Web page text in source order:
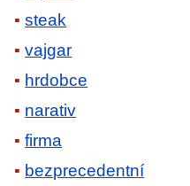
steak
vajgar
hrdobce
narativ
firma
bezprecedentní